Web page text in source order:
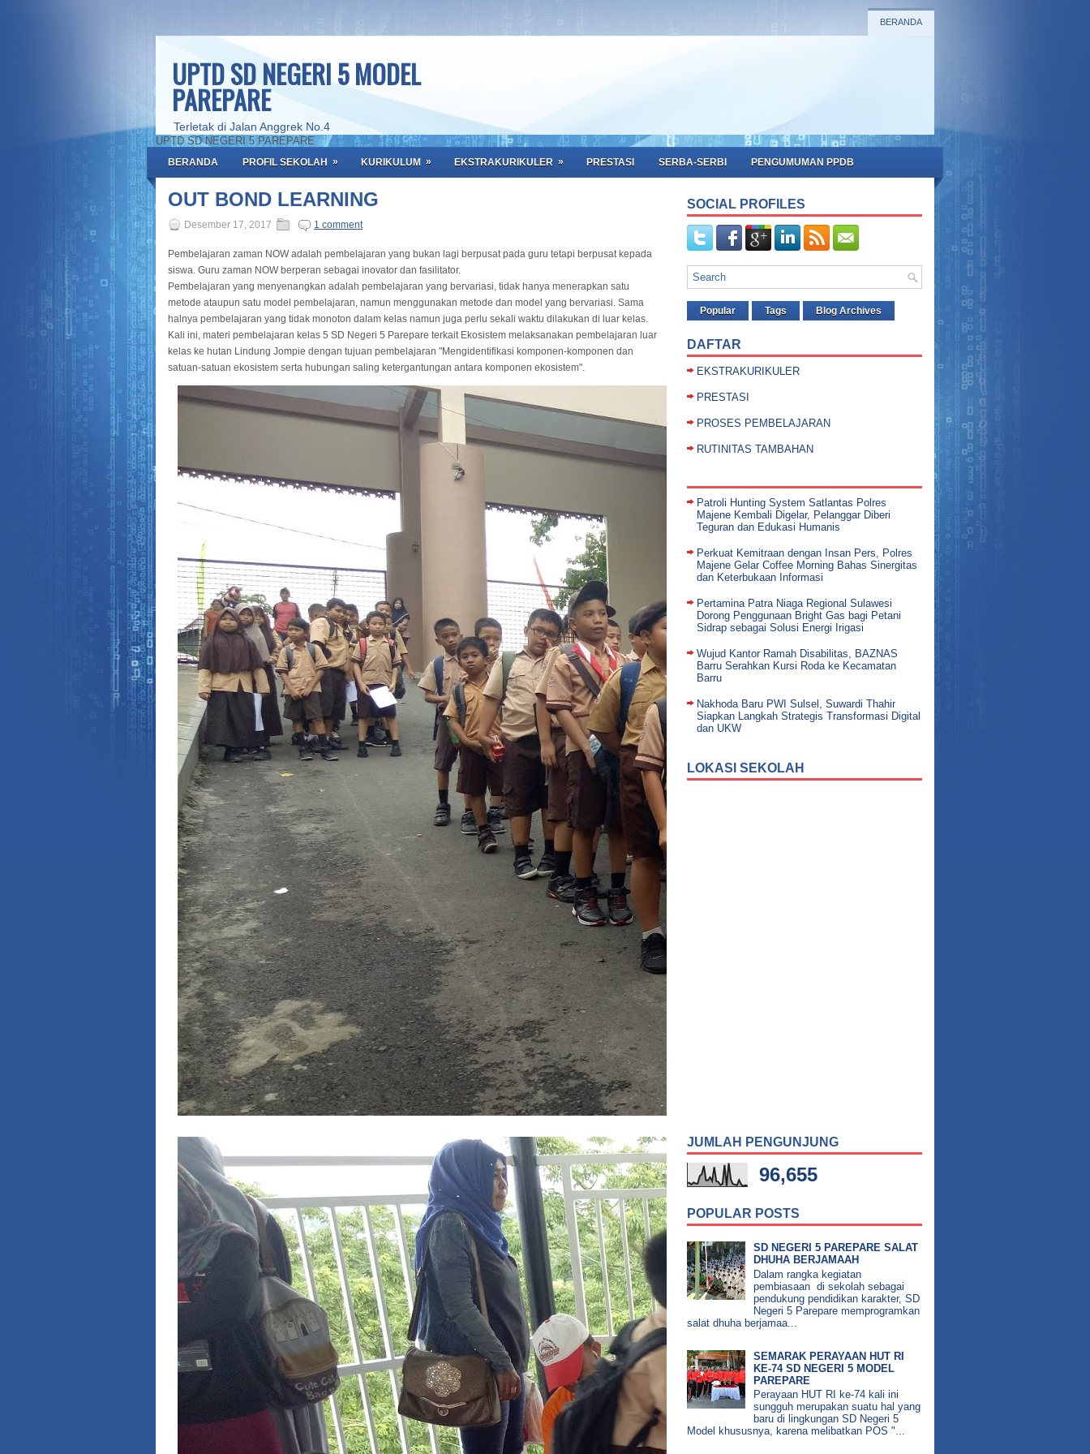
BERANDA
UPTD SD NEGERI 5 MODEL
PAREPARE
Terletak di Jalan Anggrek No.4
UPTD SD NEGERI 5 PAREPARE
BERANDA PROFIL SEKOLAH » KURIKULUM » EKSTRAKURIKULER » PRESTASI SERBA-SERBI PENGUMUMAN PPDB
OUT BOND LEARNING
Desember 17, 2017 1 comment
Pembelajaran zaman NOW adalah pembelajaran yang bukan lagi berpusat pada guru tetapi berpusat kepada
siswa. Guru zaman NOW berperan sebagai inovator dan fasilitator.
Pembelajaran yang menyenangkan adalah pembelajaran yang bervariasi, tidak hanya menerapkan satu
metode ataupun satu model pembelajaran, namun menggunakan metode dan model yang bervariasi. Sama
halnya pembelajaran yang tidak monoton dalam kelas namun juga perlu sekali waktu dilakukan di luar kelas.
Kali ini, materi pembelajaran kelas 5 SD Negeri 5 Parepare terkait Ekosistem melaksanakan pembelajaran luar
kelas ke hutan Lindung Jompie dengan tujuan pembelajaran "Mengidentifikasi komponen-komponen dan
satuan-satuan ekosistem serta hubungan saling ketergantungan antara komponen ekosistem".
SOCIAL PROFILES
Popular Tags Blog Archives
DAFTAR
EKSTRAKURIKULER
PRESTASI
PROSES PEMBELAJARAN
RUTINITAS TAMBAHAN
Patroli Hunting System Satlantas Polres
Majene Kembali Digelar, Pelanggar Diberi
Teguran dan Edukasi Humanis
Perkuat Kemitraan dengan Insan Pers, Polres
Majene Gelar Coffee Morning Bahas Sinergitas
dan Keterbukaan Informasi
Pertamina Patra Niaga Regional Sulawesi
Dorong Penggunaan Bright Gas bagi Petani
Sidrap sebagai Solusi Energi Irigasi
Wujud Kantor Ramah Disabilitas, BAZNAS
Barru Serahkan Kursi Roda ke Kecamatan
Barru
Nakhoda Baru PWI Sulsel, Suwardi Thahir
Siapkan Langkah Strategis Transformasi Digital
dan UKW
LOKASI SEKOLAH
JUMLAH PENGUNJUNG
96,655
POPULAR POSTS
SD NEGERI 5 PAREPARE SALAT
DHUHA BERJAMAAH
Dalam rangka kegiatan
pembiasaan di sekolah sebagai
pendukung pendidikan karakter, SD
Negeri 5 Parepare memprogramkan
salat dhuha berjamaa...
SEMARAK PERAYAAN HUT RI
KE-74 SD NEGERI 5 MODEL
PAREPARE
Perayaan HUT RI ke-74 kali ini
sungguh merupakan suatu hal yang
baru di lingkungan SD Negeri 5
Model khususnya, karena melibatkan POS "...